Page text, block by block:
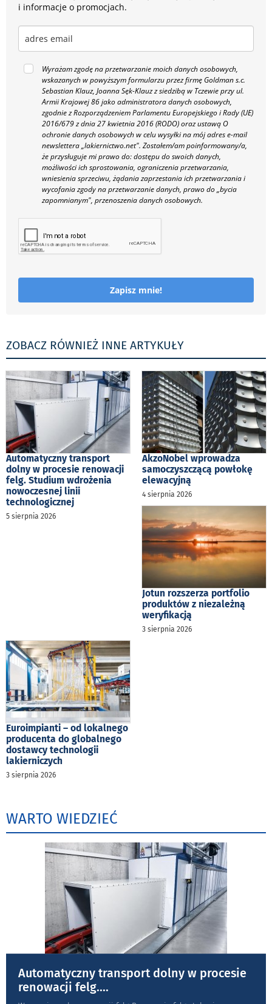
i informacje o promocjach.
Wyrażam zgodę na przetwarzanie moich danych osobowych,
wskazanych w powyższym formularzu przez firmę Goldman s.c.
Sebastian Klauz, Joanna Sęk-Klauz z siedzibą w Tczewie przy ul.
Armii Krajowej 86 jako administratora danych osobowych,
zgodnie z Rozporządzeniem Parlamentu Europejskiego i Rady (UE)
2016/679 z dnia 27 kwietnia 2016 (RODO) oraz ustawą O
ochronie danych osobowych w celu wysyłki na mój adres e-mail
newslettera „lakiernictwo.net". Zostałem/am poinformowany/a,
że przysługuje mi prawo do: dostępu do swoich danych,
możliwości ich sprostowania, ograniczenia przetwarzania,
wniesienia sprzeciwu, żądania zaprzestania ich przetwarzania i
wycofania zgody na przetwarzanie danych, prawo do „bycia
zapomnianym", przenoszenia danych osobowych.
Zapisz mnie!
ZOBACZ RÓWNIEŻ INNE ARTYKUŁY
Automatyczny transport
dolny w procesie renowacji
felg. Studium wdrożenia
nowoczesnej linii
technologicznej
5 sierpnia 2026
AkzoNobel wprowadza
samoczyszczącą powłokę
elewacyjną
4 sierpnia 2026
Jotun rozszerza portfolio
produktów z niezależną
weryfikacją
3 sierpnia 2026
Euroimpianti – od lokalnego
producenta do globalnego
dostawcy technologii
lakierniczych
3 sierpnia 2026
WARTO WIEDZIEĆ
Automatyczny transport dolny w procesie
renowacji felg....